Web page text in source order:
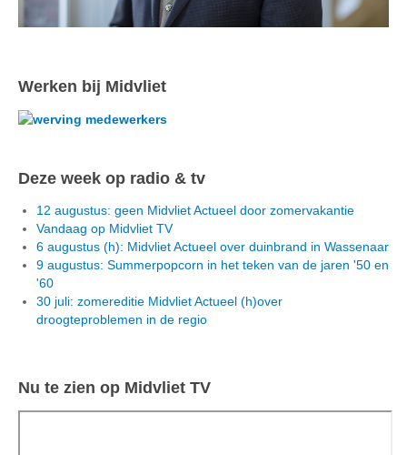
Werken bij Midvliet
Deze week op radio & tv
12 augustus: geen Midvliet Actueel door zomervakantie
Vandaag op Midvliet TV
6 augustus (h): Midvliet Actueel over duinbrand in Wassenaar
9 augustus: Summerpopcorn in het teken van de jaren '50 en
'60
30 juli: zomereditie Midvliet Actueel (h)over
droogteproblemen in de regio
Nu te zien op Midvliet TV